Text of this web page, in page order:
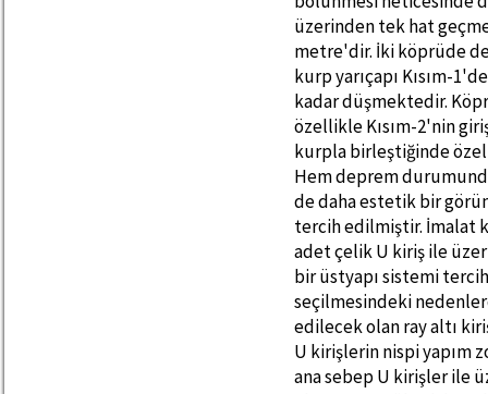
üzerinden tek hat
metre'dir. İki köprüde
kurp yarıçapı Kısım-
kadar düşmektedir.
özellikle Kısım-2'nin
kurpla birleştiğinde
Hem deprem
de daha estetik bir
tercih edilmiştir. İmalat
adet çelik U kiriş ile
bir üstyapı sistemi
seçilmesindeki
edilecek olan ray altı
U kirişlerin nispi yapım
ana sebep U kirişler ile